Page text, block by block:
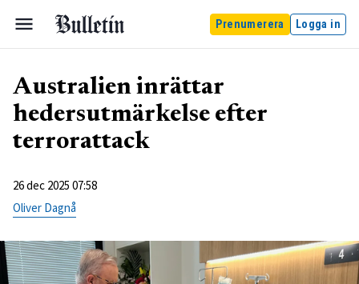
Prenumerera Logga in
Australien inrättar
hedersutmärkelse efter
terrorattack
26 dec 2025 07:58
Oliver Dagnå